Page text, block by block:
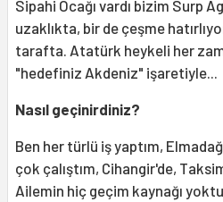
Sipahi Ocağı vardı bizim Surp
uzaklıkta, bir de çeşme
tarafta. Atatürk heykeli her
"hedefiniz Akdeniz" işaretiyle...
Nasıl geçinirdiniz?
Ben her türlü iş yaptım,
çok çalıştım, Cihangir'de,
Ailemin hiç geçim kaynağı